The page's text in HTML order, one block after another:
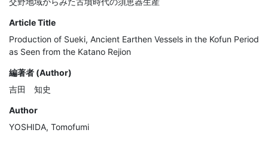
Article Title
Production of Sueki, Ancient Earthen Vessels in the Kofun Period
as Seen from the Katano Rejion
編著者 (Author)
吉田 知史
Author
YOSHIDA, Tomofumi